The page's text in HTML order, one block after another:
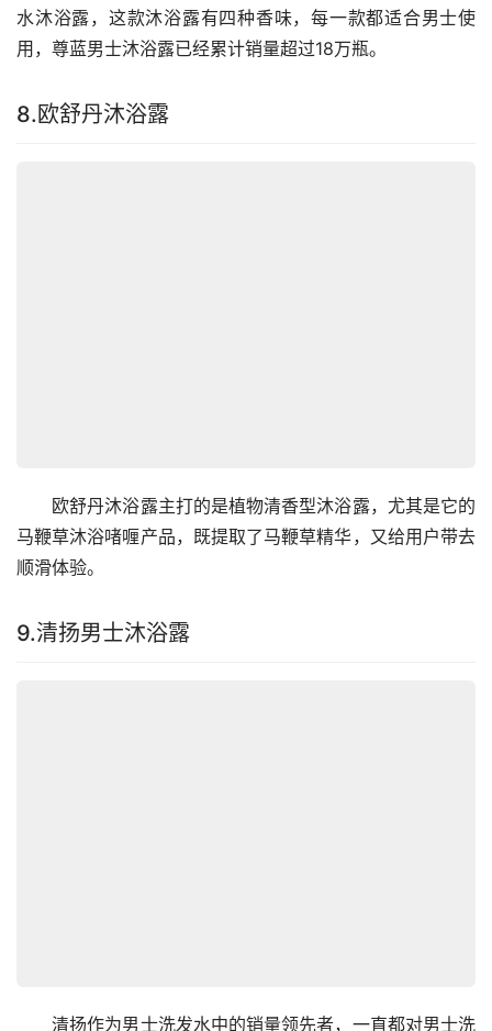
水沐浴露，这款沐浴露有四种香味，每一款都适合男士使
用，尊蓝男士沐浴露已经累计销量超过18万瓶。
8.欧舒丹沐浴露
欧舒丹沐浴露主打的是植物清香型沐浴露，尤其是它的
马鞭草沐浴啫喱产品，既提取了马鞭草精华，又给用户带去
顺滑体验。
9.清扬男士沐浴露
清扬作为男士洗发水中的销量领先者，一直都对男士洗